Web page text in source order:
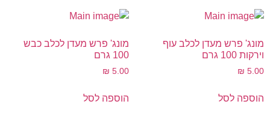
מונג' פרש מעדן לכלב עוף
וירקות 100 גרם
₪ 5.00
הוספה לסל
מונג' פרש מעדן לכלב כבש
100 גרם
₪ 5.00
הוספה לסל